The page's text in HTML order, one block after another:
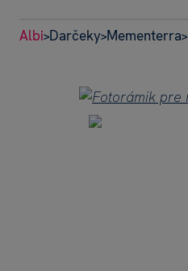
Albi>Darčeky>Mementerra>